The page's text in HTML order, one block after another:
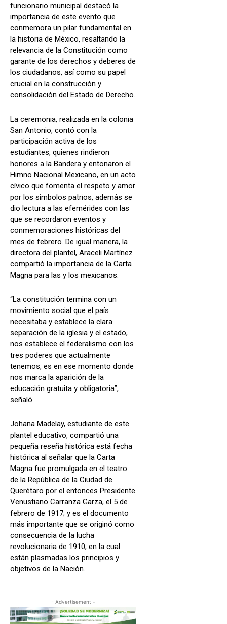
funcionario municipal destacó la
importancia de este evento que
conmemora un pilar fundamental en
la historia de México, resaltando la
relevancia de la Constitución como
garante de los derechos y deberes de
los ciudadanos, así como su papel
crucial en la construcción y
consolidación del Estado de Derecho.
La ceremonia, realizada en la colonia
San Antonio, contó con la
participación activa de los
estudiantes, quienes rindieron
honores a la Bandera y entonaron el
Himno Nacional Mexicano, en un acto
cívico que fomenta el respeto y amor
por los símbolos patrios, además se
dio lectura a las efemérides con las
que se recordaron eventos y
conmemoraciones históricas del
mes de febrero. De igual manera, la
directora del plantel, Araceli Martínez
compartió la importancia de la Carta
Magna para las y los mexicanos.
“La constitución termina con un
movimiento social que el país
necesitaba y establece la clara
separación de la iglesia y el estado,
nos establece el federalismo con los
tres poderes que actualmente
tenemos, es en ese momento donde
nos marca la aparición de la
educación gratuita y obligatoria”,
señaló.
Johana Madelay, estudiante de este
plantel educativo, compartió una
pequeña reseña histórica está fecha
histórica al señalar que la Carta
Magna fue promulgada en el teatro
de la República de la Ciudad de
Querétaro por el entonces Presidente
Venustiano Carranza Garza, el 5 de
febrero de 1917; y es el documento
más importante que se originó como
consecuencia de la lucha
revolucionaria de 1910, en la cual
están plasmadas los principios y
objetivos de la Nación.
- Advertisement -